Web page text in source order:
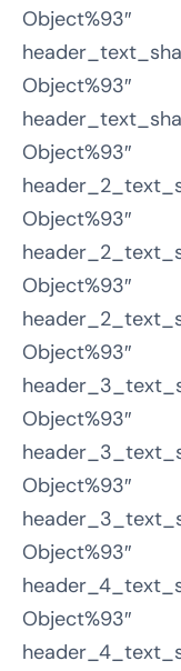
Object%93″
Object%93″
Object%93″
Object%93″
Object%93″
Object%93″
Object%93″
Object%93″
Object%93″
Object%93″